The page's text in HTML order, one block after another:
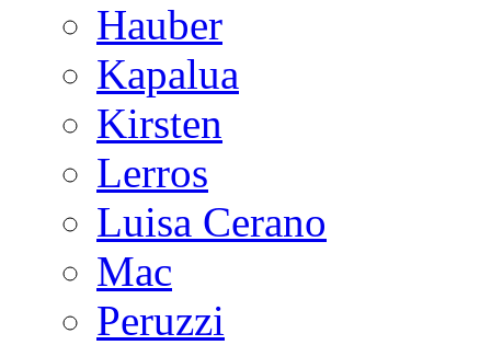
Hauber
Kapalua
Kirsten
Lerros
Luisa Cerano
Mac
Peruzzi